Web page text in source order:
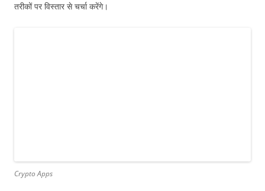
तरीकों पर विस्तार से चर्चा करेंगे।
Crypto Apps